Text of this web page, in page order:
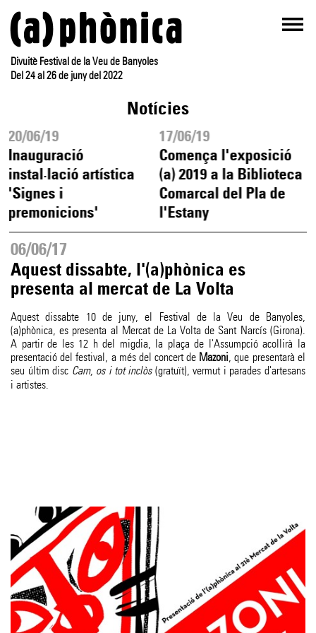
Divuitè Festival de la Veu de Banyoles
Del 24 al 26 de juny del 2022
Notícies
20/06/19
Inauguració
instal·lació artística
'Signes i
premonicions'
17/06/19
Comença l'exposició
(a) 2019 a la Biblioteca
Comarcal del Pla de
l'Estany
06/06/17
Aquest dissabte, l'(a)phònica es
presenta al mercat de La Volta
Aquest dissabte 10 de juny, el Festival de la Veu de Banyoles,
(a)phònica, es presenta al Mercat de La Volta de Sant Narcís (Girona).
A partir de les 12 h del migdia, la plaça de l'Assumpció acollirà la
presentació del festival, a més del concert de Mazoni, que presentarà el
seu últim disc Carn, os i tot inclòs(gratuït), vermut i parades d'artesans
i artistes.